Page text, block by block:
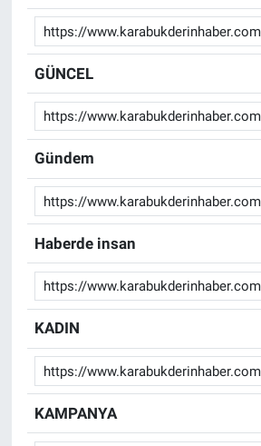
GÜNCEL
Gündem
Haberde insan
KADIN
KAMPANYA